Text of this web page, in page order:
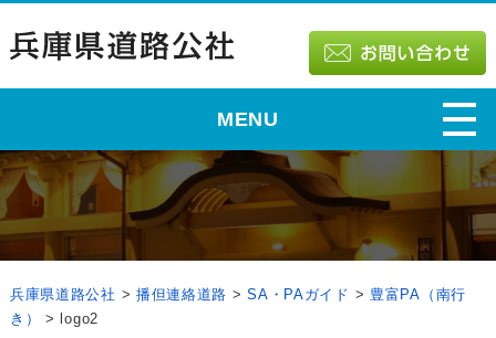
MENU
兵庫県道路公社 > 播但連絡道路 >SA・PAガイド > 豊富PA（南行
き）
> logo2